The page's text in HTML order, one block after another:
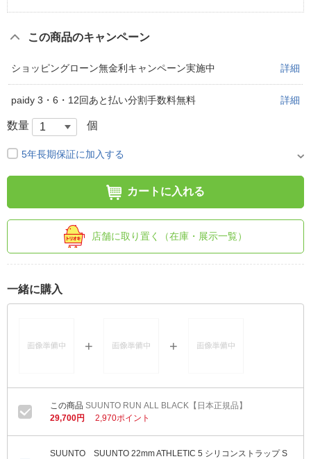
この商品のキャンペーン
ショッピングローン無金利キャンペーン実施中 詳細
paidy 3・6・12回あと払い分割手数料無料 詳細
数量 個
5年長期保証に加入する
カートに入れる
店舗に取り置く（在庫・展示一覧）
一緒に購入
SUUNTO RUN ALL BLACK【日本正規品】
29,700円
2,970ポイント
SUUNTO SUUNTO 22mm ATHLETIC 5 シリコンストラップ S